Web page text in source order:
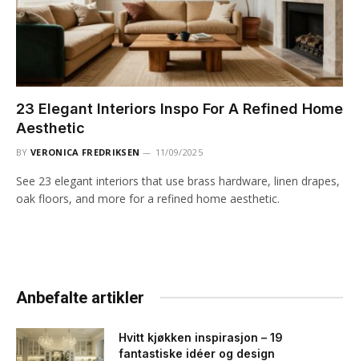
23 Elegant Interiors Inspo For A Refined Home
Aesthetic
BY VERONICA FREDRIKSEN 11/09/2025
See 23 elegant interiors that use brass hardware, linen drapes,
oak floors, and more for a refined home aesthetic.
Anbefalte artikler
Hvitt kjøkken inspirasjon – 19
fantastiske idéer og design